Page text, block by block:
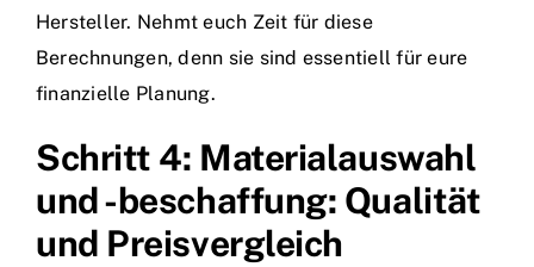
Hersteller. Nehmt euch Zeit für diese
Berechnungen, denn sie sind essentiell für eure
finanzielle Planung.
Schritt 4: Materialauswahl
und -beschaffung: Qualität
und Preisvergleich